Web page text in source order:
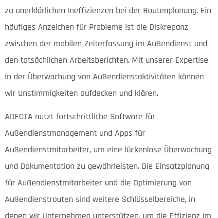
zu unerklärlichen Ineffizienzen bei der Routenplanung. Ein
häufiges Anzeichen für Probleme ist die Diskrepanz
zwischen der mobilen Zeiterfassung im Außendienst und
den tatsächlichen Arbeitsberichten. Mit unserer Expertise
in der Überwachung von Außendienstaktivitäten können
wir Unstimmigkeiten aufdecken und klären.
ADECTA nutzt fortschrittliche Software für
Außendienstmanagement und Apps für
Außendienstmitarbeiter, um eine lückenlose Überwachung
und Dokumentation zu gewährleisten. Die Einsatzplanung
für Außendienstmitarbeiter und die Optimierung von
Außendienstrouten sind weitere Schlüsselbereiche, in